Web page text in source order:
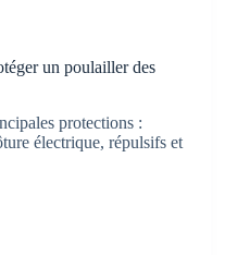
un poulailler des
protections :
électrique, répulsifs et